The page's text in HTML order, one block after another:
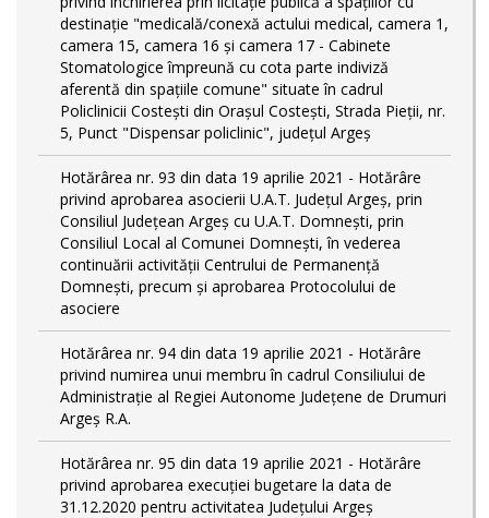
destinație "medicală/conexă actului medical, camera 1,
camera 15, camera 16 și camera 17 - Cabinete
Stomatologice împreună cu cota parte indiviză
aferentă din spațiile comune" situate în cadrul
Policlinicii Costești din Orașul Costești, Strada Pieții, nr.
5, Punct "Dispensar policlinic", județul Argeș
Hotărârea nr. 93 din data 19 aprilie 2021 - Hotărâre
privind aprobarea asocierii U.A.T. Județul Argeș, prin
Consiliul Județean Argeș cu U.A.T. Domnești, prin
Consiliul Local al Comunei Domnești, în vederea
continuării activității Centrului de Permanență
Domnești, precum și aprobarea Protocolului de
asociere
Hotărârea nr. 94 din data 19 aprilie 2021 - Hotărâre
privind numirea unui membru în cadrul Consiliului de
Administrație al Regiei Autonome Județene de Drumuri
Argeș R.A.
Hotărârea nr. 95 din data 19 aprilie 2021 - Hotărâre
privind aprobarea execuției bugetare la data de
31.12.2020 pentru activitatea Județului Argeș